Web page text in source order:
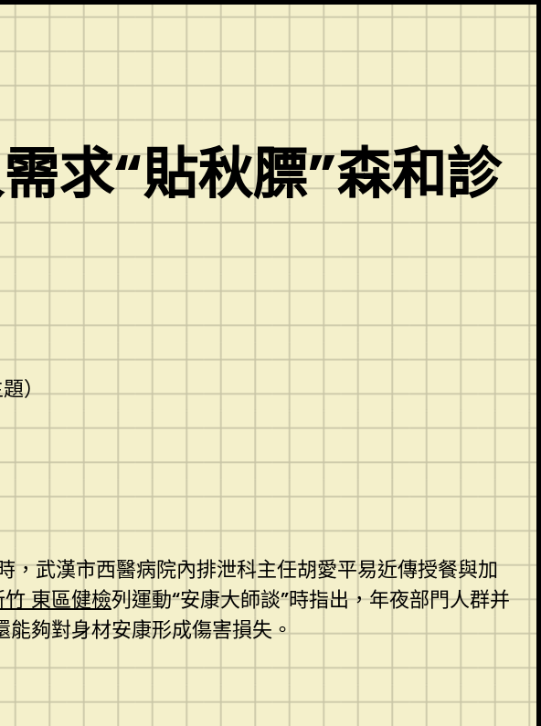
求“貼秋膘”森和診
）
武漢市西醫病院內排泄科主任胡愛平易近傳授餐與加
竹 東區健檢列運動“安康大師談”時指出，年夜部門人群并
夠對身材安康形成傷害損失。